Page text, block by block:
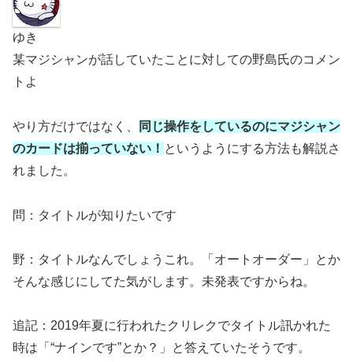
ゆき
某マジシャンが話していたことに対しての野島氏のコメン
トよ
やり方だけではなく、
同じ操作をしているのにマジシャン
のカードは揃っていない！ というようにする方法も解説さ
れました。
問：タイトルが知りたいです
野：タイトルなんでしょうこれ。「オートオーダー」とか
そんな感じにしてた気がします。未発表ですからね。
追記：2019年夏に行われたクリレクでタイトル訊かれた
時は「“ナインです”とか？」と答えていたそうです。